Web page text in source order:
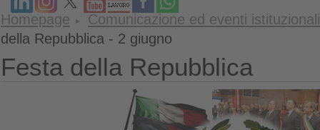
Homepage
Comunicazione ed eventi istituzionali
della Repubblica - 2 giugno
Festa della Repubblica